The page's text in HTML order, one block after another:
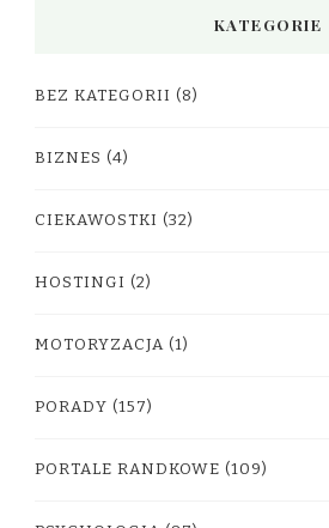
KATEGORIE
BEZ KATEGORII (8)
BIZNES (4)
CIEKAWOSTKI (32)
HOSTINGI (2)
MOTORYZACJA (1)
PORADY (157)
PORTALE RANDKOWE (109)